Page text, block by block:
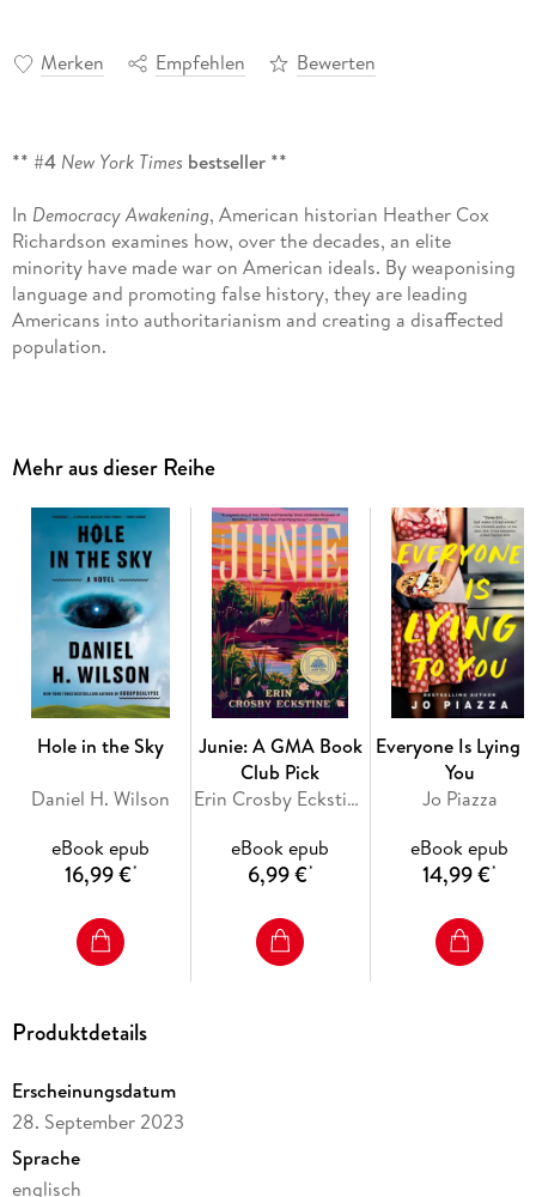
Merken Empfehlen Bewerten
** #4 New York Times bestseller **
In Democracy Awakening, American historian Heather Cox
Richardson examines how, over the decades, an elite
minority have made war on American ideals. By weaponising
language and promoting false history, they are leading
Americans into authoritarianism and creating a disaffected
population.
coherent story to explain how America got to this perilous
point, what we should pay attention to, and what the future
of democracy holds.
Mehr aus dieser Reihe
Hole in the Sky
Daniel H. Wilson
eBook epub
16,99 €*
Junie: A GMA Book
Club Pick
Erin Crosby Eckstine
eBook epub
6,99 €*
Everyone Is Lying
You
Jo Piazza
eBook epub
14,99 €*
Produktdetails
Erscheinungsdatum
28. September 2023
Sprache
englisch